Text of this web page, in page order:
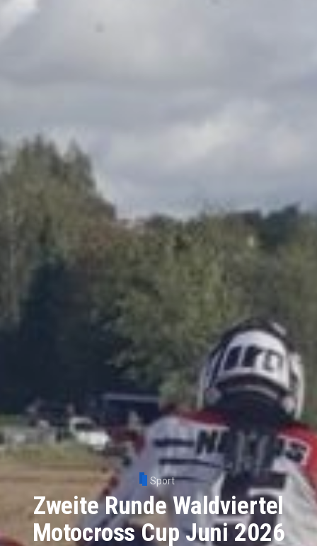
Sport
Zweite Runde Waldviertel
Motocross Cup Juni 2026